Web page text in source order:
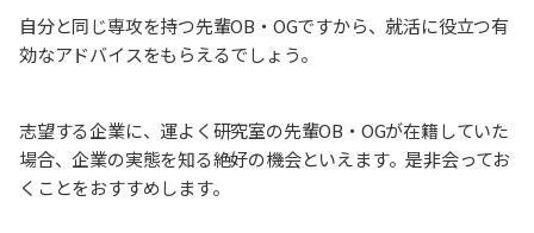
自分と同じ専攻を持つ先輩OB・OGですから、就活に役立つ有
効なアドバイスをもらえるでしょう。
志望する企業に、運よく研究室の先輩OB・OGが在籍していた
場合、企業の実態を知る絶好の機会といえます。是非会ってお
くことをおすすめします。